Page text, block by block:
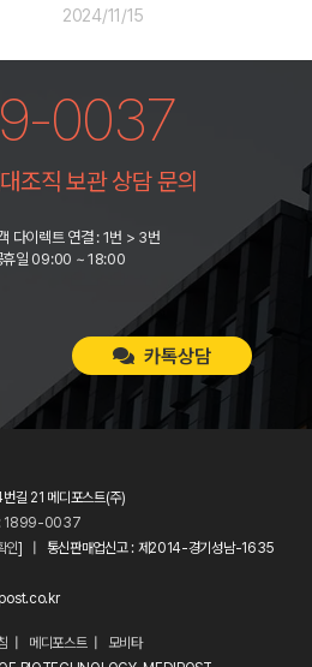
2024/11/15
0037
조직 보관 상담 문의
다이렉트 연결 : 1번 > 3번
휴일 09:00 ~ 18:00
카톡상담
길 21 메디포스트(주)
1899-0037
인] | 통신판매업신고 : 제2014-경기성남-1635
| 메디포스트 | 모비타